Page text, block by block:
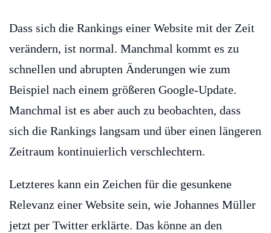
Dass sich die Rankings einer Website mit der Zeit
verändern, ist normal. Manchmal kommt es zu
schnellen und abrupten Änderungen wie zum
Beispiel nach einem größeren Google-Update.
Manchmal ist es aber auch zu beobachten, dass
sich die Rankings langsam und über einen längeren
Zeitraum kontinuierlich verschlechtern.
Letzteres kann ein Zeichen für die gesunkene
Relevanz einer Website sein, wie Johannes Müller
jetzt per Twitter erklärte. Das könne an den